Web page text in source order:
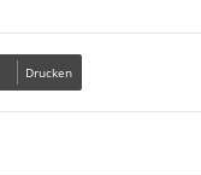
Drucken